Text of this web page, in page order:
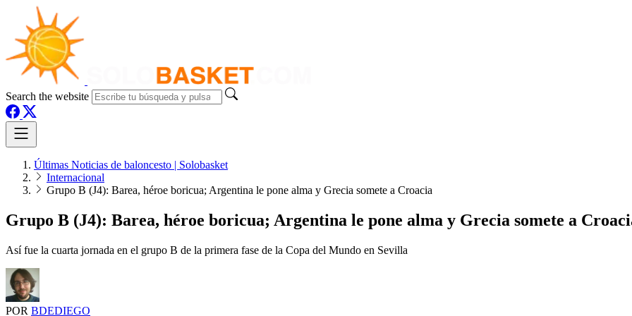
Search the website
Últimas Noticias de baloncesto | Solobasket
Internacional
Grupo B (J4): Barea, héroe boricua; Argentina le pone alma y Grecia somete a Croacia
Grupo B (J4): Barea, héroe boricua; Argentina le pone alma y Grecia somete a
Así fue la cuarta jornada en el grupo B de la primera fase de la Copa del Mundo en Sevilla
POR BDEDIEGO